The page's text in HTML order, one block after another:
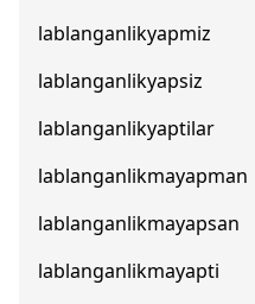
lablanganlikyapmiz
lablanganlikyapsiz
lablanganlikyaptilar
lablanganlikmayapman
lablanganlikmayapsan
lablanganlikmayapti